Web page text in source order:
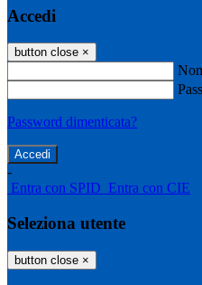
Accedi
button close ×
Password dimenticata?
-
Entra con SPID Entra con CIE
Seleziona utente
button close ×